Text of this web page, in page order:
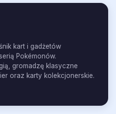
kart i gadżetów
Pokémonów.
gromadzę klasyczne
oraz karty kolekcjonerskie.